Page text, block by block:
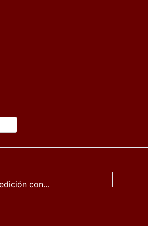
Mancha Folck 2022 presenta su tercera edición con Luar na Lubre como cabeza de cartel